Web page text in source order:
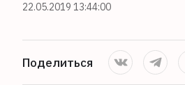
22.05.2019 13:44:00
Поделиться